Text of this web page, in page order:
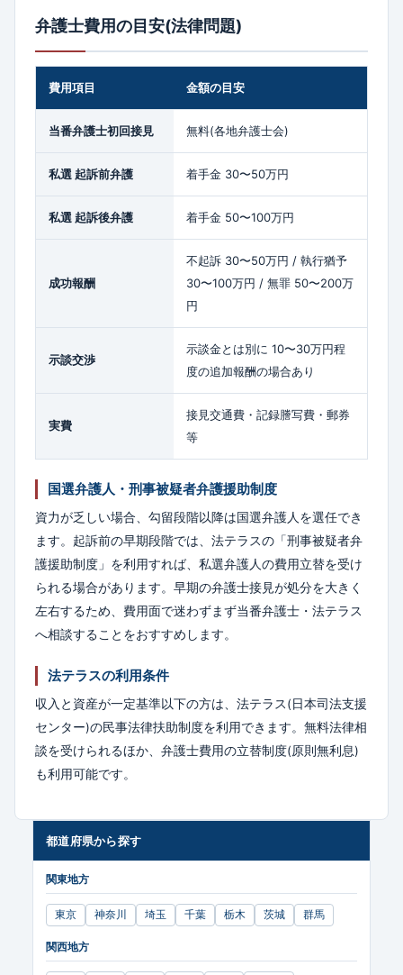
弁護士費用の目安(法律問題)
費用項目 金額の目安
当番弁護士初回接見 無料(各地弁護士会)
私選 起訴前弁護 着手金 30〜50万円
私選 起訴後弁護 着手金 50〜100万円
成功報酬
不起訴 30〜50万円 / 執行猶予
30〜100万円 / 無罪 50〜200万
円
示談交渉
示談金とは別に 10〜30万円程
度の追加報酬の場合あり
実費
接見交通費・記録謄写費・郵券
等
国選弁護人・刑事被疑者弁護援助制度
資力が乏しい場合、勾留段階以降は国選弁護人を選任でき
ます。起訴前の早期段階では、法テラスの「刑事被疑者弁
護援助制度」を利用すれば、私選弁護人の費用立替を受け
られる場合があります。早期の弁護士接見が処分を大きく
左右するため、費用面で迷わずまず当番弁護士・法テラス
へ相談することをおすすめします。
法テラスの利用条件
収入と資産が一定基準以下の方は、法テラス(日本司法支援
センター)の民事法律扶助制度を利用できます。無料法律相
談を受けられるほか、弁護士費用の立替制度(原則無利息)
も利用可能です。
都道府県から探す
関東地方
東京 神奈川 埼玉 千葉 栃木 茨城 群馬
関西地方